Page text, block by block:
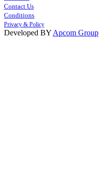
Contact Us
Conditions
Privacy & Policy
Developed BY Apcom Group